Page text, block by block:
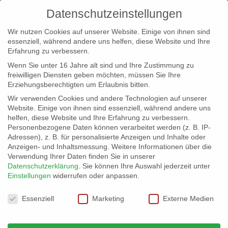
info@erfolgreich-events.de
+4940 46 777 230
06730_gr_001.jpg
Datenschutzeinstellungen
Wir nutzen Cookies auf unserer Website. Einige von ihnen sind
essenziell, während andere uns helfen, diese Website und Ihre
Erfahrung zu verbessern.
Wenn Sie unter 16 Jahre alt sind und Ihre Zustimmung zu
freiwilligen Diensten geben möchten, müssen Sie Ihre
Erziehungsberechtigten um Erlaubnis bitten.
Wir verwenden Cookies und andere Technologien auf unserer
Website. Einige von ihnen sind essenziell, während andere uns
helfen, diese Website und Ihre Erfahrung zu verbessern.
Personenbezogene Daten können verarbeitet werden (z. B. IP-
Adressen), z. B. für personalisierte Anzeigen und Inhalte oder
Anzeigen- und Inhaltsmessung. Weitere Informationen über die
Verwendung Ihrer Daten finden Sie in unserer
Datenschutzerklärung
Sie können Ihre Auswahl jederzeit unter
Einstellungen widerrufen oder anpassen.
Datenschutzeinstellungen
Essenziell Marketing Externe Medien